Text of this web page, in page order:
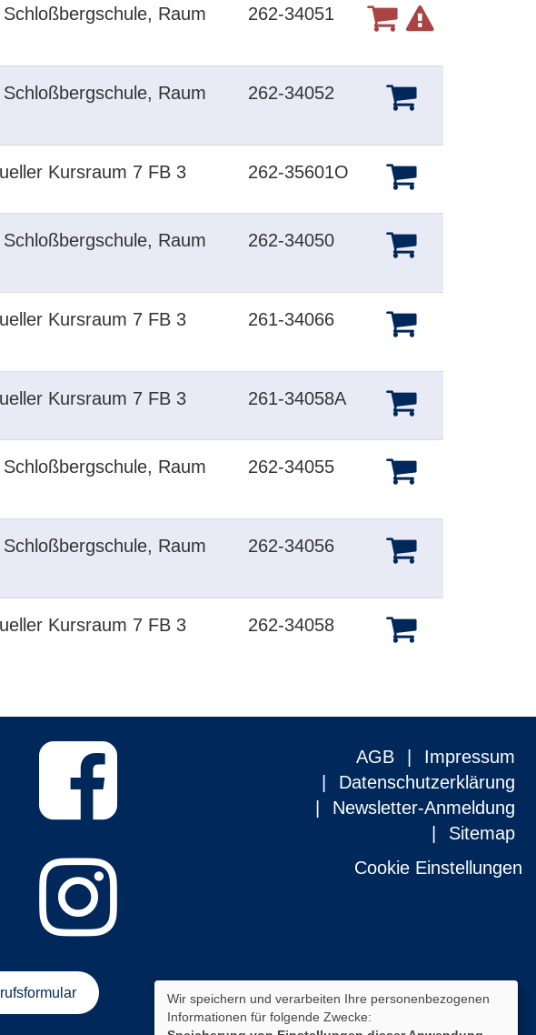
Raum
262-34051
Raum
262-34052
Kursraum 7 FB 3 262-35601O
Raum
262-34050
Kursraum 7 FB 3 261-34066
Kursraum 7 FB 3 261-34058A
Raum
262-34055
Raum
262-34056
Kursraum 7 FB 3 262-34058
AGB
Impressum
Datenschutzerklärung
Newsletter-Anmeldung
Sitemap
Cookie Einstellungen
Wir speichern und verarbeiten Ihre personenbezogenen
Informationen für folgende Zwecke: